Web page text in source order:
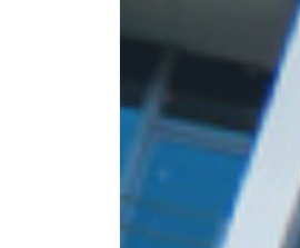
Business